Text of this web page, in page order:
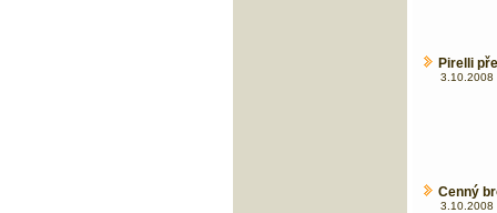
Pirelli
3.10.2008
Cenný
3.10.2008